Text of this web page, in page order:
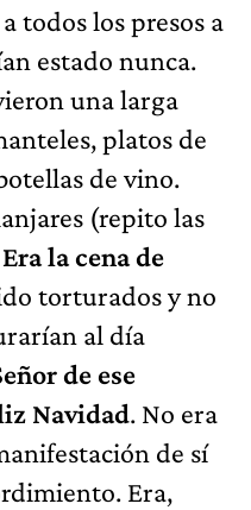
todos los presos a
estado nunca.
una larga
platos de
de vino.
(repito las
Era la cena de
torturados y no
al día
de ese
Navidad. No era
de sí
Era,